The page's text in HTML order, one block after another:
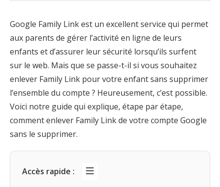
Google Family Link est un excellent service qui permet
aux parents de gérer l’activité en ligne de leurs
enfants et d’assurer leur sécurité lorsqu’ils surfent
sur le web. Mais que se passe-t-il si vous souhaitez
enlever Family Link pour votre enfant sans supprimer
l’ensemble du compte ? Heureusement, c’est possible.
Voici notre guide qui explique, étape par étape,
comment enlever Family Link de votre compte Google
sans le supprimer.
Accès rapide :